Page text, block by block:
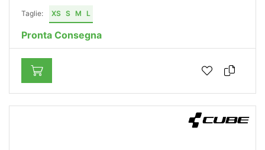
Taglie: XS S M L
Pronta Consegna